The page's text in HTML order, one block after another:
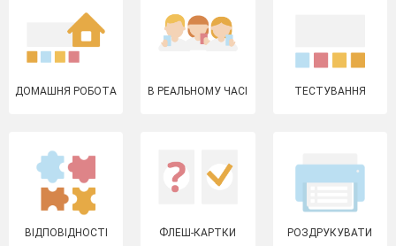
ДОМАШНЯ РОБОТА В РЕАЛЬНОМУ ЧАСІ ТЕСТУВАННЯ
ВІДПОВІДНОСТІ ФЛЕШ-КАРТКИ РОЗДРУКУВАТИ